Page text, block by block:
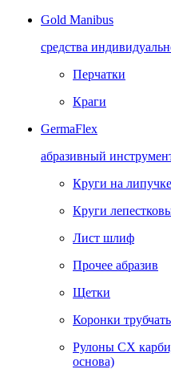
Gold Manibus
средства
Перчатки
Краги
GermaFlex
абразивный
Круги на липучке
Круги
Лист шлиф
Прочее абразив
Щетки
Коронки
Рулоны CX
основа)